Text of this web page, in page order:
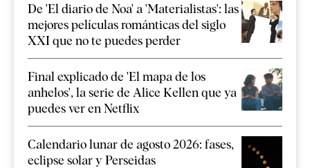
De 'El diario de Noa' a 'Materialistas': las
mejores películas románticas del siglo
XXI que no te puedes perder
Final explicado de 'El mapa de los
anhelos', la serie de Alice Kellen que ya
puedes ver en Netflix
Calendario lunar de agosto 2026: fases,
eclipse solar y Perseidas